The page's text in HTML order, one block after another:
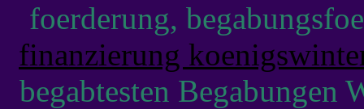
foerderung,
finanzierung
begabtesten Begabungen